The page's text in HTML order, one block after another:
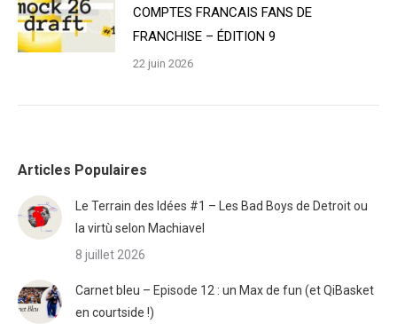
COMPTES FRANCAIS FANS DE
FRANCHISE – ÉDITION 9
22 juin 2026
Articles Populaires
Le Terrain des Idées #1 – Les Bad Boys de Detroit ou
la virtù selon Machiavel
8 juillet 2026
Carnet bleu – Episode 12 : un Max de fun (et QiBasket
en courtside !)